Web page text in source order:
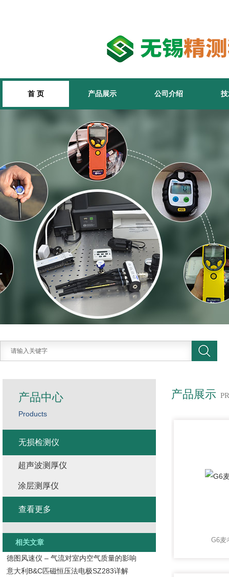
首 页 产品展示 公司介绍
产品展示
G6麦
产品中心
Products
无损检测仪
超声波测厚仪
涂层测厚仪
查看更多
相关文章
德图风速仪 – 气流对室内空气质量的影响
意大利B&C匹磁恒压法电极SZ283详解